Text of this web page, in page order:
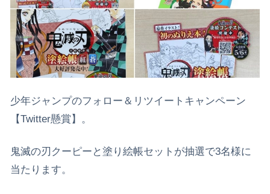
少年ジャンプのフォロー＆リツイートキャンペーン
【Twitter懸賞】。
鬼滅の刃クーピーと塗り絵帳セットが抽選で3名様に
当たります。